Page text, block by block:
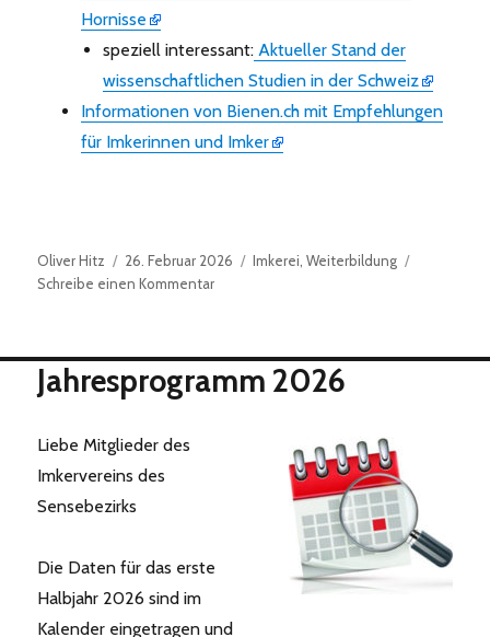
Hornisse
speziell interessant: Aktueller Stand der
wissenschaftlichen Studien in der Schweiz
Informationen von Bienen.ch mit Empfehlungen
für Imkerinnen und Imker
Autor
Oliver Hitz
Veröffentlicht
am
26. Februar 2026 Kategorien
Imkerei ,Weiterbildung
Schreibe einen Kommentarzu
in
St.
Jahresprogramm 2026
Liebe Mitglieder des
Imkervereins des
Sensebezirks
Die Daten für das erste
Halbjahr 2026 sind im
Kalender eingetragen und